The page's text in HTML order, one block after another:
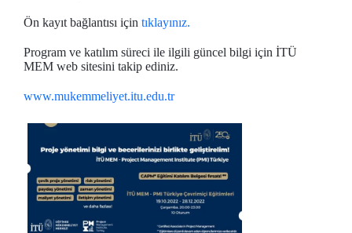
Ön kayıt bağlantısı için tıklayınız.
Program ve katılım süreci ile ilgili güncel bilgi için İTÜ
MEM web sitesini takip ediniz.
www.mukemmeliyet.itu.edu.tr